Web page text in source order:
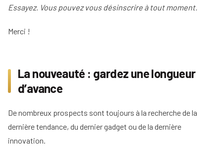
devenir
agent
d'un
agent
immobilier
Le
rôle
mandataire
guides
Le
dans
l'immobilier
votre
immobilière
Le
mandataire
Le
négociateur
Essayez. Vous pouvez vous désinscrire à tout moment.
Merci !
La nouveauté : gardez une longueur
d’avance
De nombreux prospects sont toujours à la recherche de la
dernière tendance, du dernier gadget ou de la dernière
innovation.